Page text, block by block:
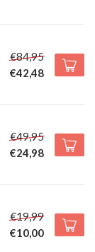
€84,95
€42,48
€49,95
€24,98
€19,99
€10,00